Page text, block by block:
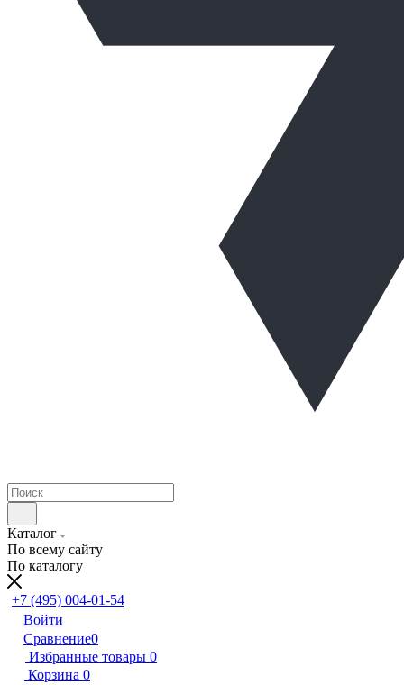
Каталог
По всему сайту
По каталогу
+7 (495) 004-01-54
Войти
Сравнение0
Избранные товары 0
Корзина 0